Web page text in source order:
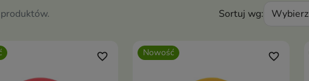
Sortuj wg: Wybierz
favorite_border Nowość favorite_border